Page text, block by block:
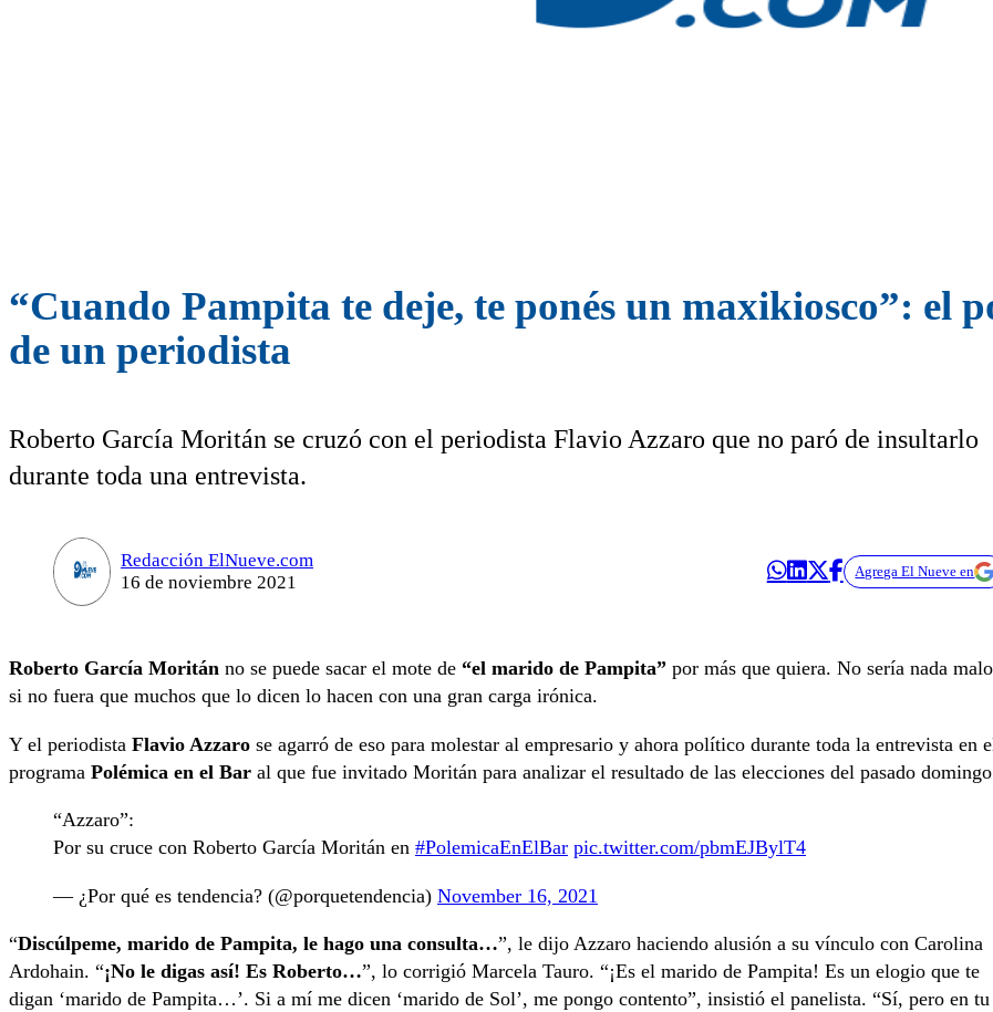
“Cuando Pampita te deje, te ponés un maxikiosco”: el
de un periodista
Roberto García Moritán se cruzó con el periodista Flavio Azzaro que no paró de insultarlo
durante toda una entrevista.
Redacción ElNueve.com
16 de noviembre 2021
Agrega El Nueve en
Roberto García Moritán no se puede sacar el mote de “el marido de Pampita” por más que quiera. No sería nada malo
si no fuera que muchos que lo dicen lo hacen con una gran carga irónica.
Y el periodista Flavio Azzaro se agarró de eso para molestar al empresario y ahora político durante toda la entrevista en
programa Polémica en el Bar al que fue invitado Moritán para analizar el resultado de las elecciones del pasado
“Azzaro”:
Por su cruce con Roberto García Moritán en #PolemicaEnElBar pic.twitter.com/pbmEJBylT4
— ¿Por qué es tendencia? (@porquetendencia) November 16, 2021
“Discúlpeme, marido de Pampita, le hago una consulta…”, le dijo Azzaro haciendo alusión a su vínculo con Carolina
Ardohain. “¡No le digas así! Es Roberto…”, lo corrigió Marcela Tauro. “¡Es el marido de Pampita! Es un elogio que te
digan ‘marido de Pampita…’. Si a mí me dicen ‘marido de Sol’, me pongo contento”, insistió el panelista. “Sí, pero en tu